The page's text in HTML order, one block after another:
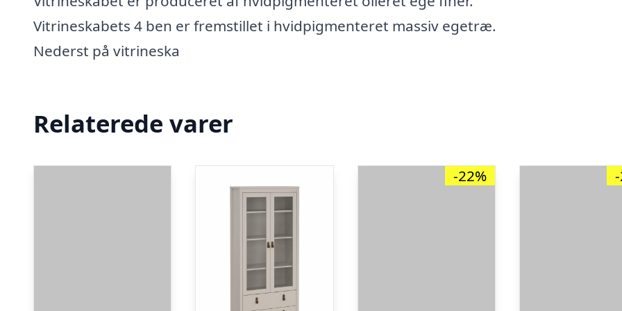
Vitrineskabets 4 ben er fremstillet i hvidpigmenteret massiv egetræ.
Nederst på vitrineska
Relaterede varer
-22%